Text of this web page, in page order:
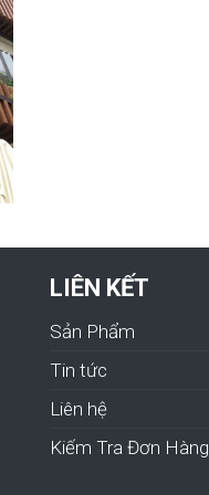
LIÊN KẾT
Sản Phẩm
Tin tức
Liên hệ
Kiếm Tra Đơn Hàng